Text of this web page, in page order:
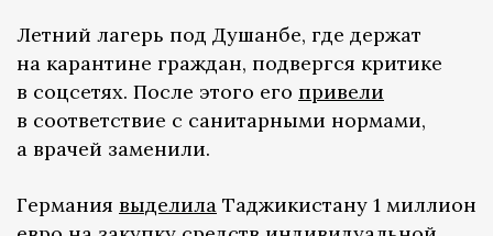
Летний лагерь под Душанбе, где держат
на карантине граждан, подвергся критике
в соцсетях. После этого его привели
в соответствие с санитарными нормами,
а врачей заменили.
Германия выделила Таджикистану 1 миллион